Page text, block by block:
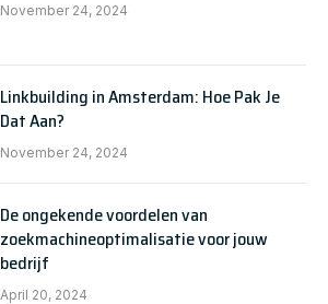
November 24, 2024
Linkbuilding in Amsterdam: Hoe Pak Je
Dat Aan?
November 24, 2024
De ongekende voordelen van
zoekmachineoptimalisatie voor jouw
bedrijf
April 20, 2024